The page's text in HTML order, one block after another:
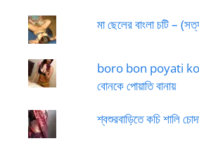
মা ছেলের বাংলা চটি –
boro bon poyati
বোনকে পোয়াতি বানায়
শ্বশুরবাড়িতে কচি শালি